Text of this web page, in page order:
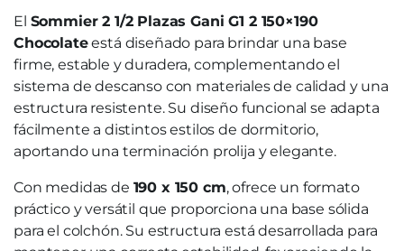
El Sommier 2 1/2 Plazas Gani G1 2 150×190
Chocolateestá diseñado para brindar una base
firme, estable y duradera, complementando el
sistema de descanso con materiales de calidad y una
estructura resistente. Su diseño funcional se adapta
fácilmente a distintos estilos de dormitorio,
aportando una terminación prolija y elegante.
Con medidas de 190 x 150 cm, ofrece un formato
práctico y versátil que proporciona una base sólida
para el colchón. Su estructura está desarrollada para